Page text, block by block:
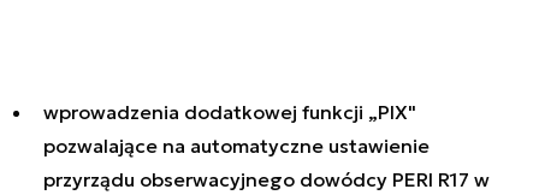
wprowadzenia dodatkowej funkcji „PIX"
pozwalające na automatyczne ustawienie
przyrządu obserwacyjnego dowódcy PERI R17 w